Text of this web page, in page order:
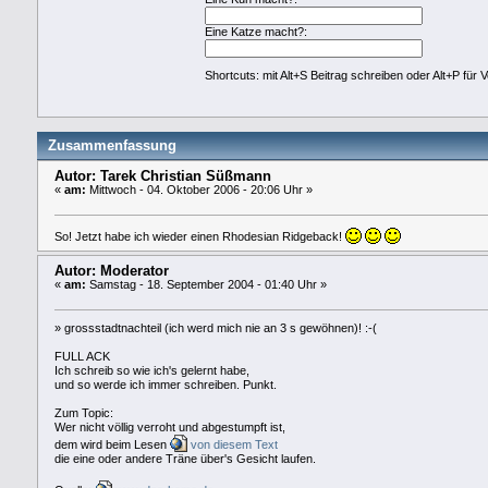
Eine Katze macht?:
Shortcuts: mit Alt+S Beitrag schreiben oder Alt+P für
Zusammenfassung
Autor: Tarek Christian Süßmann
«am: Mittwoch - 04. Oktober 2006 - 20:06 Uhr »
So! Jetzt habe ich wieder einen Rhodesian Ridgeback!
Autor: Moderator
«am: Samstag - 18. September 2004 - 01:40 Uhr »
» grossstadtnachteil (ich werd mich nie an 3 s gewöhnen)! :-(
FULL ACK
Ich schreib so wie ich's gelernt habe,
und so werde ich immer schreiben. Punkt.
Zum Topic:
Wer nicht völlig verroht und abgestumpft ist,
dem wird beim Lesen
von diesem Text
die eine oder andere Träne über's Gesicht laufen.